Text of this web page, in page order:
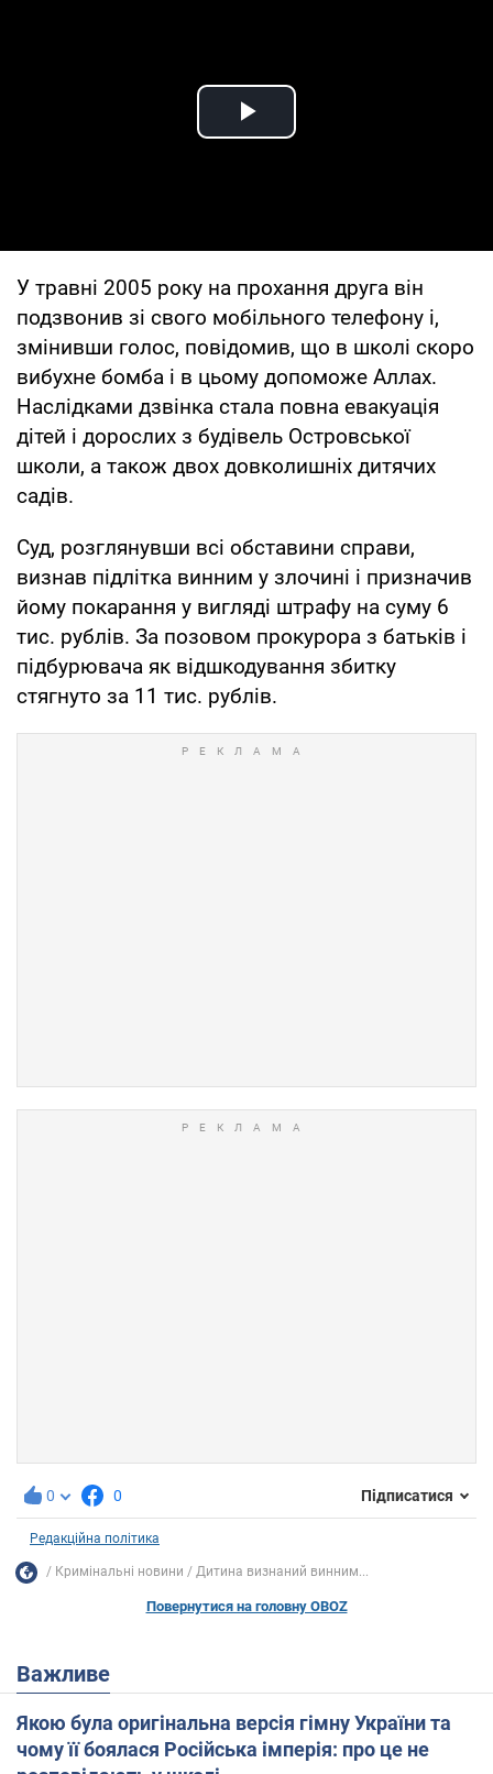
Play Video
У травні 2005 року на прохання друга він
подзвонив зі свого мобільного телефону і,
змінивши голос, повідомив, що в школі скоро
вибухне бомба і в цьому допоможе Аллах.
Наслідками дзвінка стала повна евакуація
дітей і дорослих з будівель Островської
школи, а також двох довколишніх дитячих
садів.
Суд, розглянувши всі обставини справи,
визнав підлітка винним у злочині і призначив
йому покарання у вигляді штрафу на суму 6
тис. рублів. За позовом прокурора з батьків і
підбурювача як відшкодування збитку
стягнуто за 11 тис. рублів.
0 0 Підписатися
Редакційна політика
Кримінальні новини Дитина визнаний винним...
Повернутися на головну OBOZ
Важливе
Якою була оригінальна версія гімну України та
чому її боялася Російська імперія: про це не